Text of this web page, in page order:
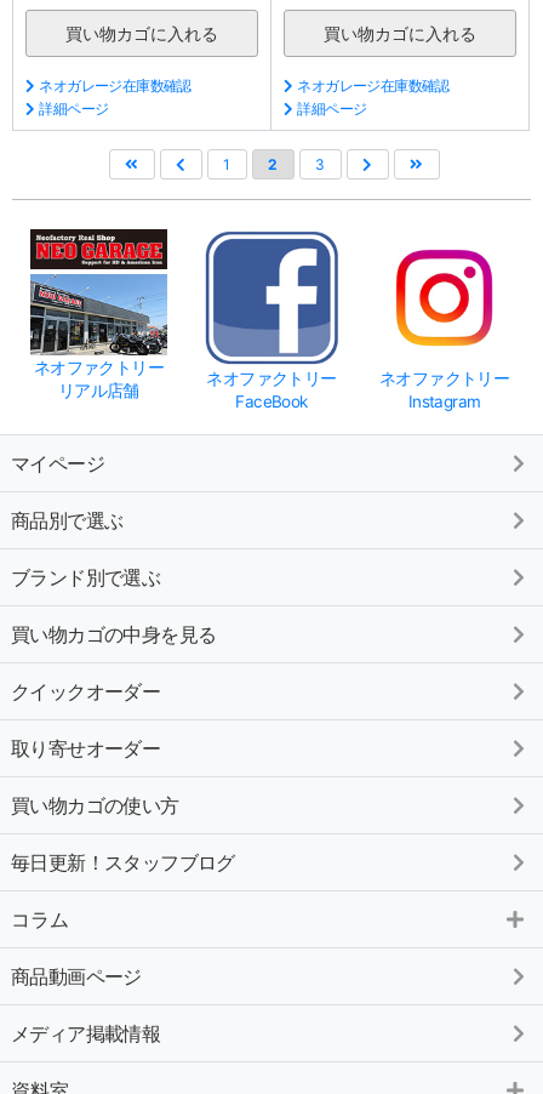
ネオガレージ在庫数確認
詳細ページ
ネオガレージ在庫数確認
詳細ページ
1 2 3
ネオファクトリー
リアル店舗
ネオファクトリー
FaceBook
ネオファクトリー
Instagram
マイページ
商品別で選ぶ
ブランド別で選ぶ
買い物カゴの中身を見る
クイックオーダー
取り寄せオーダー
買い物カゴの使い方
毎日更新！スタッフブログ
コラム
商品動画ページ
メディア掲載情報